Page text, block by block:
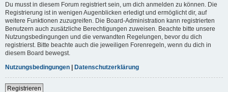
Du musst in diesem Forum registriert sein, um dich anmelden zu können. Die
Registrierung ist in wenigen Augenblicken erledigt und ermöglicht dir, auf
weitere Funktionen zuzugreifen. Die Board-Administration kann registrierten
Benutzern auch zusätzliche Berechtigungen zuweisen. Beachte bitte unsere
Nutzungsbedingungen und die verwandten Regelungen, bevor du dich
registrierst. Bitte beachte auch die jeweiligen Forenregeln, wenn du dich in
diesem Board bewegst.
Nutzungsbedingungen | Datenschutzerklärung
Registrieren